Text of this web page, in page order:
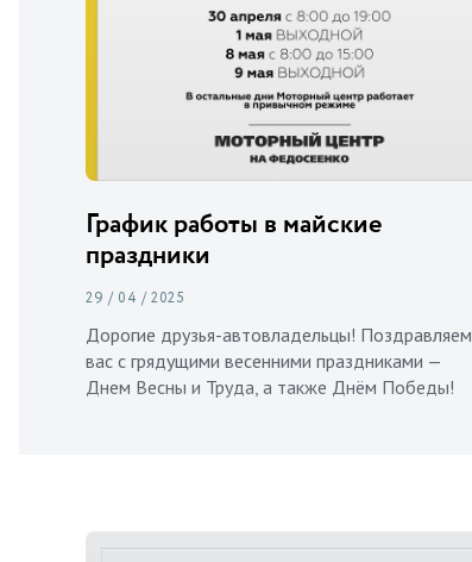
График работы в майские
праздники
29 / 04 / 2025
Дорогие друзья-автовладельцы! Поздравляем
вас с грядущими весенними праздниками —
Днем Весны и Труда, а также Днём Победы!